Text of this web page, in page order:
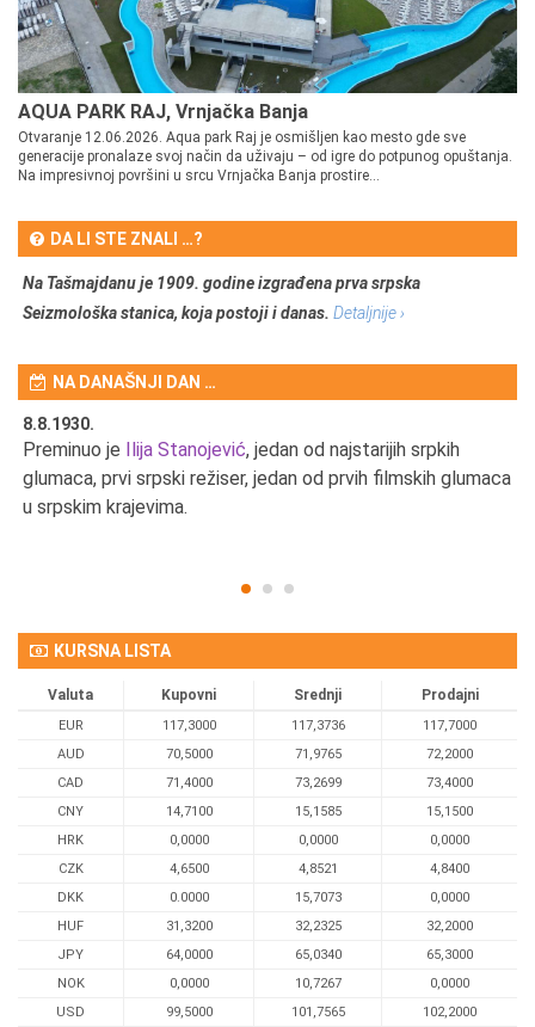
AQUA PARK RAJ, Vrnjačka Banja
Otvaranje 12.06.2026. Aqua park Raj je osmišljen kao mesto gde sve
generacije pronalaze svoj način da uživaju – od igre do potpunog opuštanja.
Na impresivnoj površini u srcu Vrnjačka Banja prostire...
DA LI STE ZNALI …?
Na Tašmajdanu je 1909. godine izgrađena prva srpska
Seizmološka stanica, koja postoji i danas. Detaljnije ›
NA DANAŠNJI DAN …
8.8.1930.
Preminuo je Ilija Stanojević, jedan od najstarijih srpkih
glumaca, prvi srpski režiser, jedan od prvih filmskih glumaca
u srpskim krajevima.
KURSNA LISTA
Valuta Kupovni Srednji Prodajni
EUR 117,3000 117,3736
117,7000
AUD
70,5000 71,9765
72,2000
CAD
71,4000 73,2699
73,4000
CNY
14,7100 15,1585
15,1500
HRK
0,0000 0,0000
0,0000
CZK
4,6500 4,8521
4,8400
DKK
0.0000 15,7073
0,0000
HUF
31,3200 32,2325
32,2000
JPY
64,0000 65,0340
65,3000
NOK
0,0000 10,7267
0,0000
USD
99,5000 101,7565 102,2000